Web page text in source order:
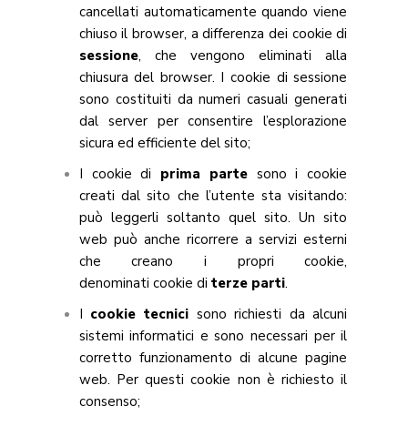
cancellati automaticamente quando viene
chiuso il browser, a differenza dei cookie di
sessione, che vengono eliminati alla
chiusura del browser. I cookie di sessione
sono costituiti da numeri casuali generati
dal server per consentire l’esplorazione
sicura ed efficiente del sito;
I cookie di prima parte sono i cookie
creati dal sito che l’utente sta visitando:
può leggerli soltanto quel sito. Un sito
web può anche ricorrere a servizi esterni
che creano i propri cookie,
denominati cookie di terze parti.
I cookie tecnicisono richiesti da alcuni
sistemi informatici e sono necessari per il
corretto funzionamento di alcune pagine
web. Per questi cookie non è richiesto il
consenso;